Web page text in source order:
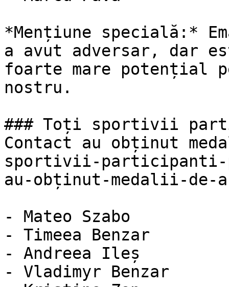
*Mențiune specială:*
a avut adversar, dar
foarte mare potențial
nostru.
### Toți sportivii
Contact au obținut
sportivii-participanti-
au-obținut-medalii-de-
- Mateo Szabo
- Timeea Benzar
- Andreea Ileș
- Vladimyr Benzar